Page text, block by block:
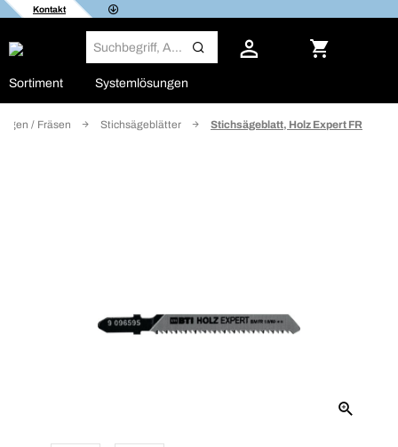
Kontakt
Sortiment Systemlösungen
/ Fräsen Stichsägeblätter Stichsägeblatt, Holz Expert FR